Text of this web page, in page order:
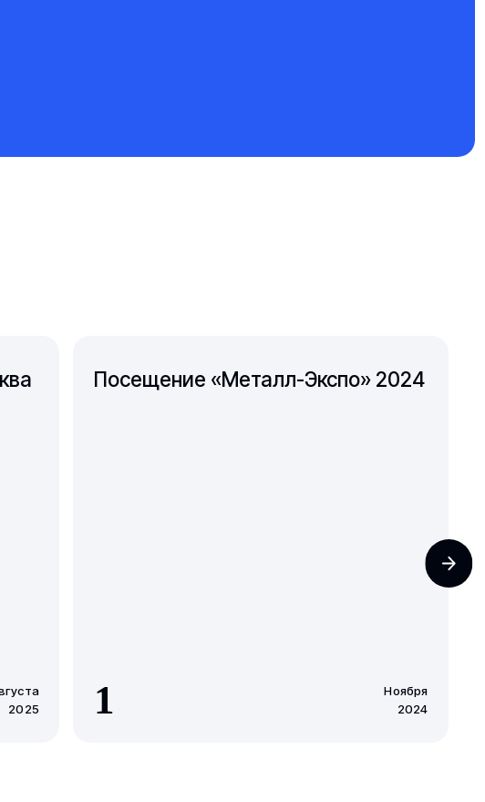
2025
Посещение «Металл-Экспо» 2024
1
Ноября
2024